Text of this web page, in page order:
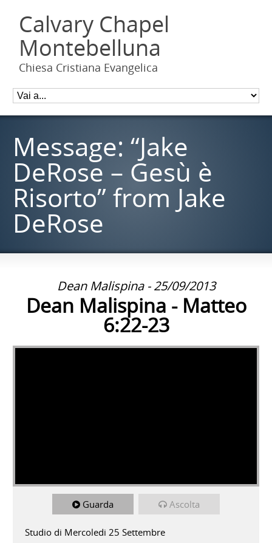
Calvary Chapel
Montebelluna
Chiesa Cristiana Evangelica
Message: “Jake
DeRose – Gesù è
Risorto” from Jake
DeRose
Dean Malispina - 25/09/2013
Dean Malispina - Matteo
6:22-23
Guarda Ascolta
Studio di Mercoledi 25 Settembre